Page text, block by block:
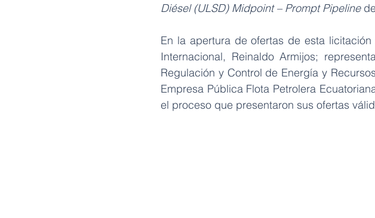
Diésel (ULSD) Midpoint – Prompt Pipeline
En la apertura de ofertas de esta
Internacional, Reinaldo Armijos;
Regulación y Control de Energía y
Empresa Pública Flota Petrolera
el proceso que presentaron sus ofertas